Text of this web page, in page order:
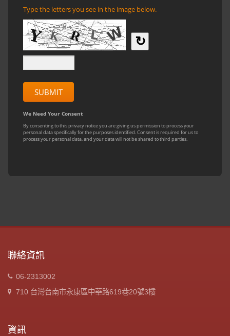
聯絡資訊
06-2313002
710 台灣台南市永康區中華路619巷20號3樓
資訊